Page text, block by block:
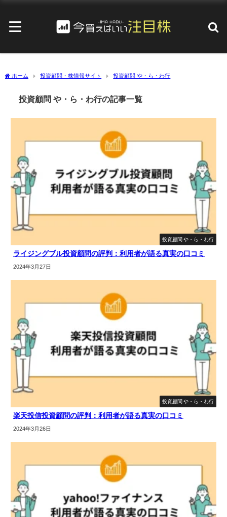
ホーム 投資顧問・株情報サイト 投資顧問 や・ら・わ行
投資顧問 や・ら・わ行の記事一覧
投資顧問 や・ら・わ行
ライジングブル投資顧問の評判：利用者が語る真実の口コミ
2024年3月27日
投資顧問 や・ら・わ行
楽天投信投資顧問の評判：利用者が語る真実の口コミ
2024年3月26日